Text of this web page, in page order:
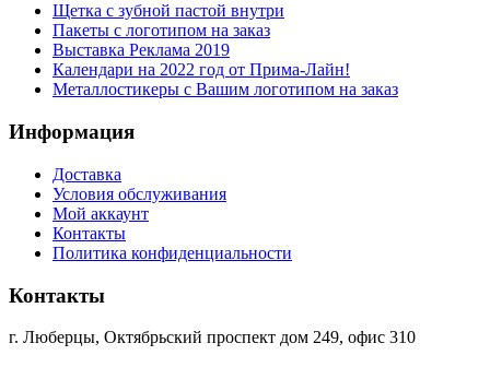
Щетка с зубной пастой внутри
Пакеты с логотипом на заказ
Выставка Реклама 2019
Календари на 2022 год от Прима-Лайн!
Металлостикеры с Вашим логотипом на заказ
Информация
Доставка
Условия обслуживания
Мой аккаунт
Контакты
Политика конфиденциальности
Контакты
г. Люберцы, Октябрьский проспект дом 249, офис 310